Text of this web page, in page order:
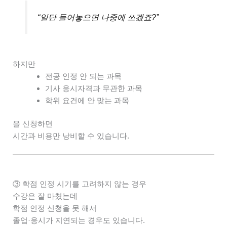
“일단 들어놓으면 나중에 쓰겠죠?”
하지만
전공 인정 안 되는 과목
기사 응시자격과 무관한 과목
학위 요건에 안 맞는 과목
을 신청하면
시간과 비용만 낭비할 수 있습니다.
③ 학점 인정 시기를 고려하지 않는 경우
수강은 잘 마쳤는데
학점 인정 신청을 못 해서
졸업·응시가 지연되는 경우도 있습니다.